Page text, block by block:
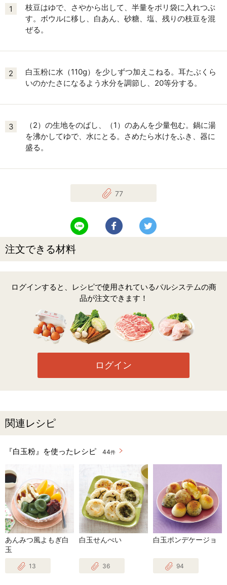
1
枝豆はゆで、さやから出して、半量をポリ袋に入れつぶ
す。ボウルに移し、白あん、砂糖、塩、残りの枝豆を混
ぜる。
2
白玉粉に水（110g）を少しずつ加えこねる。耳たぶくら
いのかたさになるよう水分を調節し、20等分する。
3
（2）の生地をのばし、（1）のあんを少量包む。鍋に湯
を沸かしてゆで、水にとる。さめたら水けをふき、器に
盛る。
77
LINEで送る Facebookでシェアする
注文できる材料
ログインすると、レシピで使用されているパルシステムの商
品が注文できます！
ログイン
関連レシピ
『白玉粉』を使ったレシピ 44件
あんみつ風よもぎ白
玉
13
白玉せんべい
36
白玉ポンデケージョ
94